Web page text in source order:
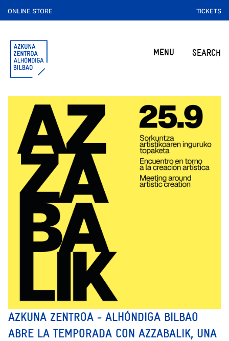
ONLINE STORE TICKETS
MENU SEARCH
AZKUNA ZENTROA - ALHÓNDIGA BILBAO
ABRE LA TEMPORADA CON AZZABALIK, UNA